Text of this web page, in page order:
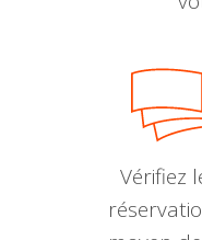
Vérifiez